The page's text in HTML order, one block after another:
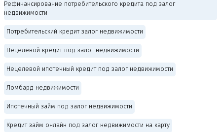
Рефинансирование потребительского кредита под залог
недвижимости
Потребительский кредит залог недвижимости
Нецелевой кредит под залог недвижимости
Нецелевой ипотечный кредит под залог недвижимости
Ломбард недвижимости
Ипотечный займ под залог недвижимости
Кредит займ онлайн под залог недвижимости на карту